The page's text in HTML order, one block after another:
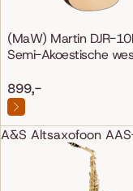
(MaW) Martin DJR-
Semi-Akoestische
899,-
A&S Altsaxofoon